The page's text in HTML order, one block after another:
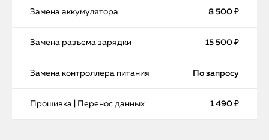
Замена аккумулятора 8 500 ₽
Замена разъема зарядки 15 500 ₽
Замена контроллера питания По запросу
Прошивка | Перенос данных 1 490 ₽